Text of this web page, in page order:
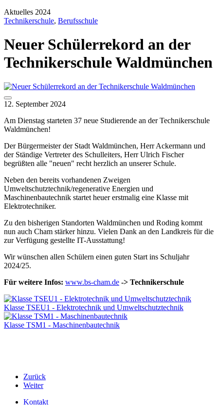
Aktuelles 2024
Technikerschule, Berufsschule
Neuer Schülerrekord an der
Technikerschule Waldmünchen
12. September 2024
Am Dienstag starteten 37 neue Studierende an der Technikerschule
Waldmünchen!
Der Bürgermeister der Stadt Waldmünchen, Herr Ackermann und
der Ständige Vertreter des Schulleiters, Herr Ulrich Fischer
begrüßten alle "neuen" recht herzlich an unserer Schule.
Neben den bereits vorhandenen Zweigen
Umweltschutztechnik/regenerative Energien und
Maschinenbautechnik startet heuer erstmalig eine Klasse mit
Elektrotechniker.
Zu den bisherigen Standorten Waldmünchen und Roding kommt
nun auch Cham stärker hinzu. Vielen Dank an den Landkreis für die
zur Verfügung gestellte IT-Ausstattung!
Wir wünschen allen Schülern einen guten Start ins Schuljahr
2024/25.
Für weitere Infos: www.bs-cham.de -> Technikerschule
Klasse TSEU1 - Elektrotechnik und Umweltschutztechnik
Klasse TSM1 - Maschinenbautechnik
Zurück
Weiter
Kontakt